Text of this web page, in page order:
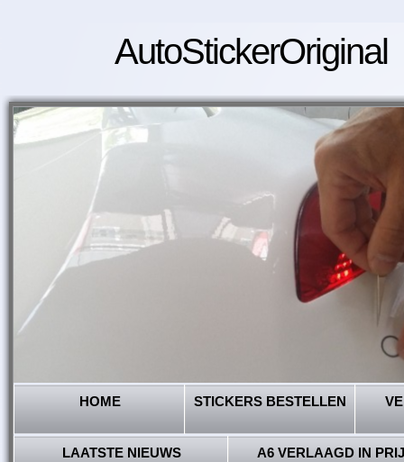
AutoStickerOriginal
HOME STICKERS BESTELLEN
LAATSTE NIEUWS A6 VERLAAGD IN